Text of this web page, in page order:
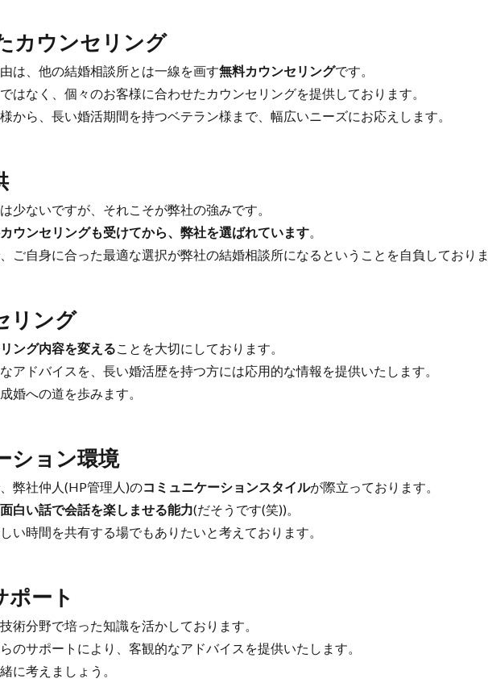
カウンセリング
は、他の結婚相談所とは一線を画す無料カウンセリングです。
なく、個々のお客様に合わせたカウンセリングを提供しております。
ら、長い婚活期間を持つベテラン様まで、幅広いニーズにお応えします。
ないですが、それこそが弊社の強みです。
ウンセリングも受けてから、弊社を選ばれています。
ご自身に合った最適な選択が弊社の結婚相談所になるということを自負しており
リング
ング内容を変えることを大切にしております。
ドバイスを、長い婚活歴を持つ方には応用的な情報を提供いたします。
婚への道を歩みます。
ション環境
弊社仲人(HP管理人)のコミュニケーションスタイルが際立っております。
白い話で会話を楽しませる能力(だそうです(笑))。
時間を共有する場でもありたいと考えております。
ポート
術分野で培った知識を活かしております。
サポートにより、客観的なアドバイスを提供いたします。
に考えましょう。